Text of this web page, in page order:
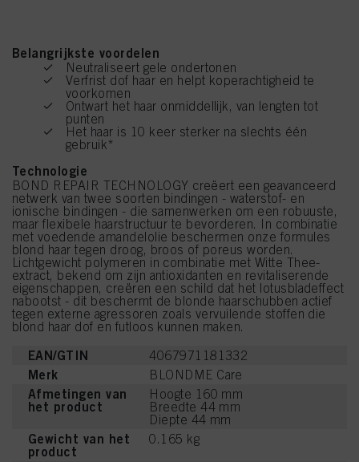
Belangrijkste voordelen
Neutraliseert gele ondertonen
Verfrist dof haar en helpt koperachtigheid te
voorkomen
Ontwart het haar onmiddellijk, van lengten tot
punten
Het haar is 10 keer sterker na slechts één
gebruik*
Technologie
BOND REPAIR TECHNOLOGY creëert een geavanceerd
netwerk van twee soorten bindingen - waterstof- en
ionische bindingen - die samenwerken om een robuuste,
maar flexibele haarstructuur te bevorderen. In combinatie
met voedende amandelolie beschermen onze formules
blond haar tegen droog, broos of poreus worden.
Lichtgewicht polymeren in combinatie met Witte Thee-
extract, bekend om zijn antioxidanten en revitaliserende
eigenschappen, creëren een schild dat het lotusbladeffect
nabootst - dit beschermt de blonde haarschubben actief
tegen externe agressoren zoals vervuilende stoffen die
blond haar dof en futloos kunnen maken.
EAN/GTIN 4067971181332
Merk BLONDME Care
Afmetingen van
het product
Hoogte 160 mm
Breedte 44 mm
Diepte 44 mm
Gewicht van het
product
0.165 kg